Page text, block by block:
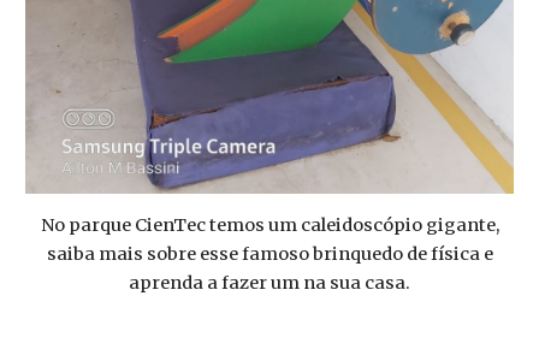
No parque CienTec temos um caleidoscópio gigante,
saiba mais sobre esse famoso brinquedo de física e
aprenda a fazer um na sua casa.